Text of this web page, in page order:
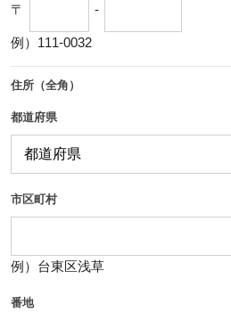
〒 -
例）111-0032
住所（全角）
都道府県
市区町村
例）台東区浅草
番地